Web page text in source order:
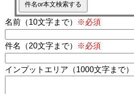
名前（10文字まで） ※必須
件名（20文字まで） ※必須
インプットエリア（1000文字まで）